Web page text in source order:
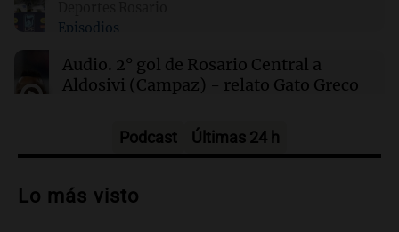
Clima en Mendoza: cómo estará el tiempo
Episodios
Audio. 2° gol de Rosario Central a
Aldosivi (Campaz) - relato Gato Greco
Audio.Nuevo desarrollo urbano y casa
en Villa María
Podcast Últimas 24 h
Lo más visto